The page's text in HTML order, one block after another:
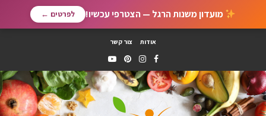
מועדון משנות הרגל — הצטרפי עכשיו! לפרטים ←
אודות צור קשר